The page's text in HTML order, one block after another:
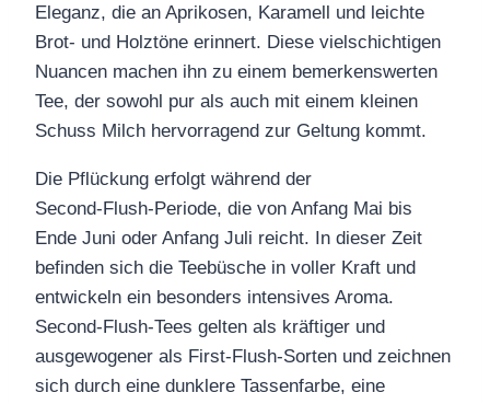
Eleganz, die an Aprikosen, Karamell und leichte
Brot‑ und Holztöne erinnert. Diese vielschichtigen
Nuancen machen ihn zu einem bemerkenswerten
Tee, der sowohl pur als auch mit einem kleinen
Schuss Milch hervorragend zur Geltung kommt.
Die Pflückung erfolgt während der
Second‑Flush‑Periode, die von Anfang Mai bis
Ende Juni oder Anfang Juli reicht. In dieser Zeit
befinden sich die Teebüsche in voller Kraft und
entwickeln ein besonders intensives Aroma.
Second‑Flush‑Tees gelten als kräftiger und
ausgewogener als First‑Flush‑Sorten und zeichnen
sich durch eine dunklere Tassenfarbe, eine